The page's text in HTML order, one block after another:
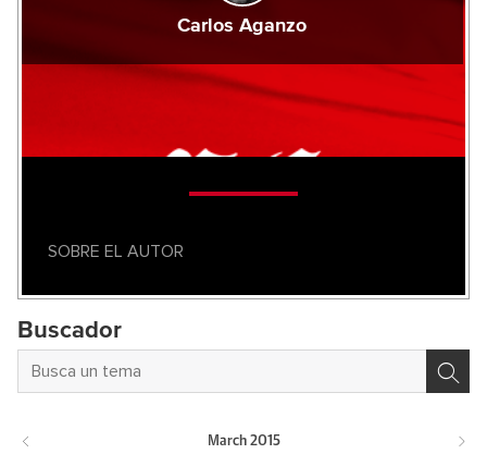
Carlos Aganzo
SOBRE EL AUTOR
Buscador
March 2015